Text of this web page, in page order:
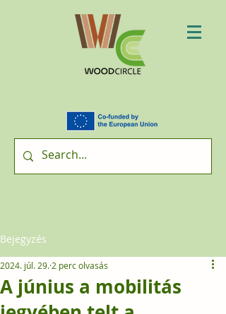
Bejegyzés
A június a mobilitás
2024. júl. 29. 2 perc olvasás